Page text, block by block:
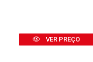
VER PREÇO